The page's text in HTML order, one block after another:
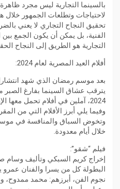
بالسينما التجارية ليس مجرد
لاحتياجات وتطلعات الجمهور خلال
تحقيق النجاح التجاري لا يعني
الفنية، بل يمكن أن يكون الجمع بين
التجارية هو الطريق إلى النجاح
أفلام العيد المصرية لعام 2024:
بعد موسم رمضان الذي شهد انتشارا
يترقب عشاق السينما بفارغ الصبر
2024، آملين في أفلام تحمل معها الإبهار والثراء الفني.
وفيما يلي أبرز الأفلام التي من
وتخوض السباق والمنافسة في
خلال أيام معدودة.
فيلم “شقو”:
إخراج كريم السبكي وتأليف وسام
البطولة كل من يسرا والفنان
نجوم الفن، أبرزهم: محمد ممدوح،